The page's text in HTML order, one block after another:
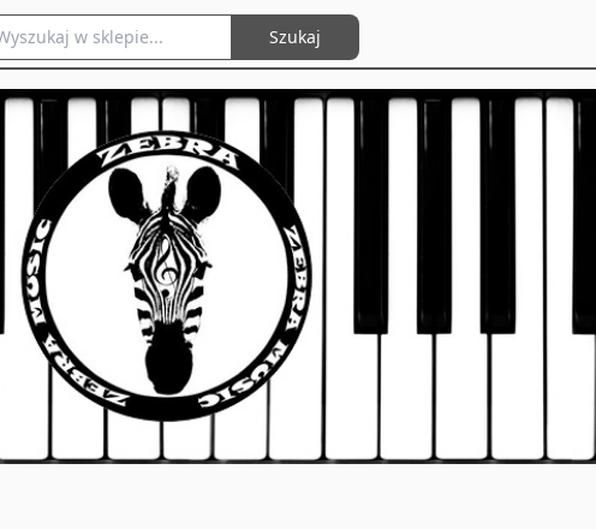
Szukaj